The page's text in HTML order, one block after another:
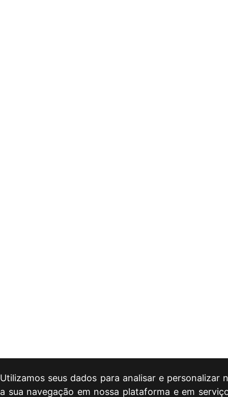
Utilizamos seus dados para analisar e personalizar
a sua navegação em nossa plataforma e em